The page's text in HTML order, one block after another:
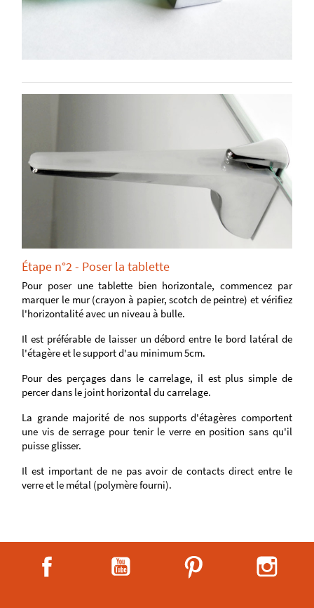
Étape n°2 - Poser la tablette
Pour poser une tablette bien horizontale, commencez par
marquer le mur (crayon à papier, scotch de peintre) et vérifiez
l'horizontalité avec un niveau à bulle.
Il est préférable de laisser un débord entre le bord latéral de
l'étagère et le support d'au minimum 5cm.
Pour des perçages dans le carrelage, il est plus simple de
percer dans le joint horizontal du carrelage.
La grande majorité de nos supports d'étagères comportent
une vis de serrage pour tenir le verre en position sans qu'il
puisse glisser.
Il est important de ne pas avoir de contacts direct entre le
verre et le métal (polymère fourni).